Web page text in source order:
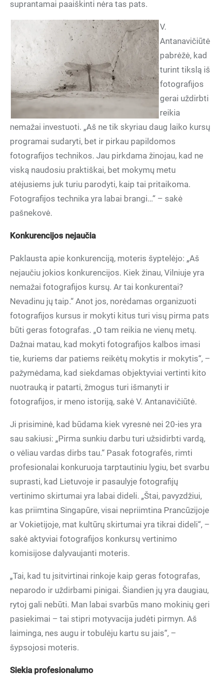
suprantamai paaiškinti nėra tas pats.
V.
Antanavičiūtė
pabrėžė, kad
turint tikslą iš
fotografijos
gerai uždirbti
reikia
nemažai investuoti. „Aš ne tik skyriau daug laiko kursų
programai sudaryti, bet ir pirkau papildomos
fotografijos technikos. Jau pirkdama žinojau, kad ne
viską naudosiu praktiškai, bet mokymų metu
atėjusiems juk turiu parodyti, kaip tai pritaikoma.
Fotografijos technika yra labai brangi…“ – sakė
pašnekovė.
Konkurencijos nejaučia
Paklausta apie konkurenciją, moteris šyptelėjo: „Aš
nejaučiu jokios konkurencijos. Kiek žinau, Vilniuje yra
nemažai fotografijos kursų. Ar tai konkurentai?
Nevadinu jų taip.“ Anot jos, norėdamas organizuoti
fotografijos kursus ir mokyti kitus turi visų pirma pats
būti geras fotografas. „O tam reikia ne vienų metų.
Dažnai matau, kad mokyti fotografijos kalbos imasi
tie, kuriems dar patiems reikėtų mokytis ir mokytis“, –
pažymėdama, kad siekdamas objektyviai vertinti kito
nuotrauką ir patarti, žmogus turi išmanyti ir
fotografijos, ir meno istoriją, sakė V. Antanavičiūtė.
Ji prisiminė, kad būdama kiek vyresnė nei 20-ies yra
sau sakiusi: „Pirma sunkiu darbu turi užsidirbti vardą,
o vėliau vardas dirbs tau.“ Pasak fotografės, rimti
profesionalai konkuruoja tarptautiniu lygiu, bet svarbu
suprasti, kad Lietuvoje ir pasaulyje fotografijų
vertinimo skirtumai yra labai dideli. „Štai, pavyzdžiui,
kas priimtina Singapūre, visai nepriimtina Prancūzijoje
ar Vokietijoje, mat kultūrų skirtumai yra tikrai dideli“, –
sakė aktyviai fotografijos konkursų vertinimo
komisijose dalyvaujanti moteris.
„Tai, kad tu įsitvirtinai rinkoje kaip geras fotografas,
neparodo ir uždirbami pinigai. Šiandien jų yra daugiau,
rytoj gali nebūti. Man labai svarbūs mano mokinių geri
pasiekimai – tai stipri motyvacija judėti pirmyn. Aš
laiminga, nes augu ir tobulėju kartu su jais“, –
šypsojosi moteris.
Siekia profesionalumo